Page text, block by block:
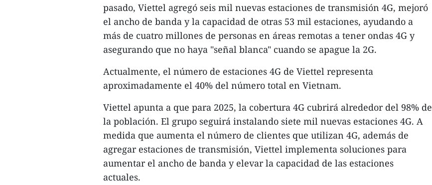
pasado, Viettel agregó seis mil nuevas estaciones de transmisión 4G, mejoró
el ancho de banda y la capacidad de otras 53 mil estaciones, ayudando a
más de cuatro millones de personas en áreas remotas a tener ondas 4G y
asegurando que no haya "señal blanca" cuando se apague la 2G.
Actualmente, el número de estaciones 4G de Viettel representa
aproximadamente el 40% del número total en Vietnam.
Viettel apunta a que para 2025, la cobertura 4G cubrirá alrededor del 98% de
la población. El grupo seguirá instalando siete mil nuevas estaciones 4G. A
medida que aumenta el número de clientes que utilizan 4G, además de
agregar estaciones de transmisión, Viettel implementa soluciones para
aumentar el ancho de banda y elevar la capacidad de las estaciones
actuales.